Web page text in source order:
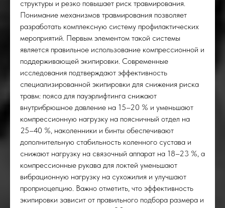
структуры и резко повышает риск травмирования.
Понимание механизмов травмирования позволяет
разработать комплексную систему профилактических
мероприятий. Первым элементом такой системы
является правильное использование компрессионной и
поддерживающей экипировки. Современные
исследования подтверждают эффективность
специализированной экипировки для снижения риска
травм: пояса для пауэрлифтинга снижают
внутрибрюшное давление на 15–20 % и уменьшают
компрессионную нагрузку на поясничный отдел на
25–40 %, наколенники и бинты обеспечивают
дополнительную стабильность коленного сустава и
снижают нагрузку на связочный аппарат на 18–23 %, а
компрессионные рукава для локтей уменьшают
вибрационную нагрузку на сухожилия и улучшают
проприоцепцию. Важно отметить, что эффективность
экипировки зависит от правильного подбора размера и